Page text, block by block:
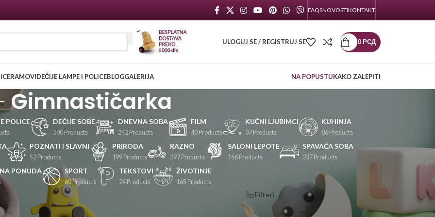
FAQSNOVOSTIKONTAKT
ULOGUJ SE / REGISTRUJ SE 0РСД
RAMOVIDEČIJE LAMPE I POLICEBLOGGALERIJA NA POPUSTUKAKO ZALEPITI
Gimnastičarka
POLICE DEČIJE SOBE
380 Products
DNEVNA SOBA
242 Products
FILM
40 Products
KUĆNI LJUBIMCI
37 Products
KUHINJA
86 Products
POZNATI I SLAVNI
52 Products
PRIRODA
199 Products
RAZNO
397 Products
SALONI LEPOTE
166 Products
SPAVAĆA SOBA
237 Products
PONUDA SPORT
60 Products
TEKSTOVI
24 Products
ŽIVOTINJE
165 Products
Filteri
KATEGORIJE
PROIZVODA